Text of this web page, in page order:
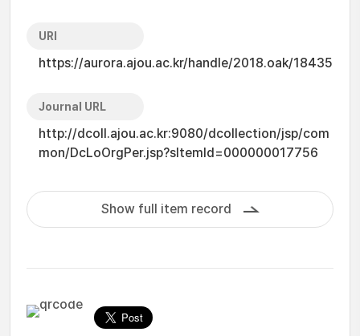
URI
https://aurora.ajou.ac.kr/handle/2018.oak/18435
Journal URL
http://dcoll.ajou.ac.kr:9080/dcollection/jsp/com
mon/DcLoOrgPer.jsp?sItemId=000000017756
Show full item record